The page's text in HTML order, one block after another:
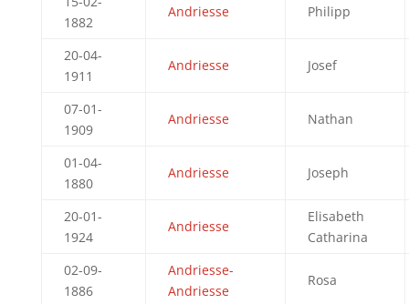
1882
Andriesse Philipp
20-04-
1911
Andriesse Josef
07-01-
1909
Andriesse Nathan
01-04-
1880
Andriesse Joseph
20-01-
1924
Andriesse
Elisabeth
Catharina
02-09-
1886
Andriesse-
Andriesse
Rosa